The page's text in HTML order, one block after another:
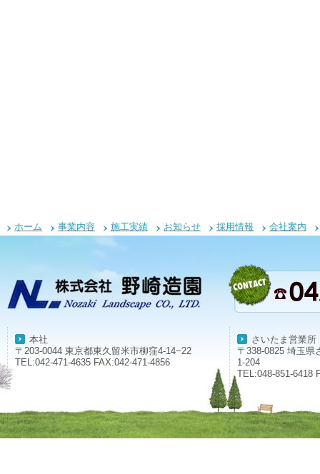
ホーム 事業内容 施工実績 お知らせ 採用情報 会社案内
本社
〒203-0044 東京都東久留米市柳窪4-14−22
TEL:042-471-4635 FAX:042-471-4856
さいたま営業所
〒338-0825 埼玉県
1-204
TEL:048-851-6418